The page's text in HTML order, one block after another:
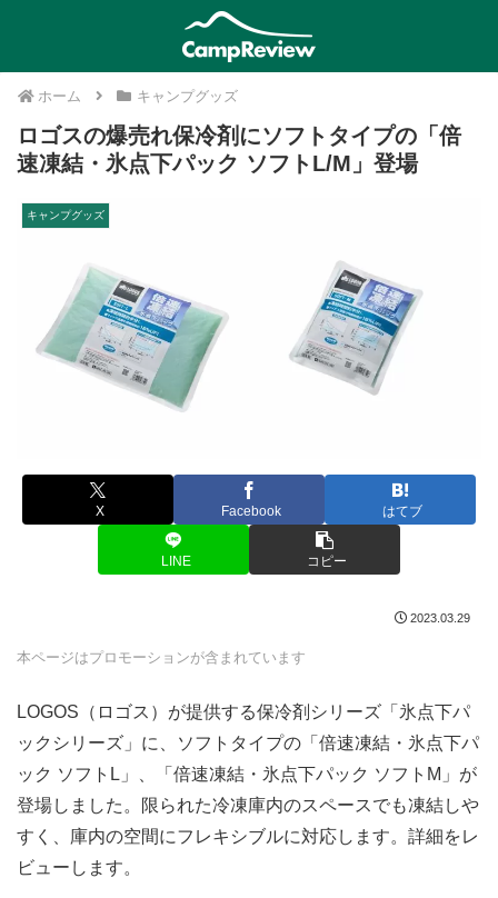
ホーム キャンプグッズ
ロゴスの爆売れ保冷剤にソフトタイプの「倍
速凍結・氷点下パック ソフトL/M」登場
キャンプグッズ
X Facebook はてブ
LINE コピー
2023.03.29
本ページはプロモーションが含まれています
LOGOS（ロゴス）が提供する保冷剤シリーズ「氷点下パ
ックシリーズ」に、ソフトタイプの「倍速凍結・氷点下パ
ック ソフトL」、「倍速凍結・氷点下パック ソフトM」が
登場しました。限られた冷凍庫内のスペースでも凍結しや
すく、庫内の空間にフレキシブルに対応します。詳細をレ
ビューします。